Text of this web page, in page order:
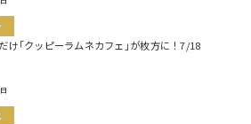
け｢クッピーラムネカフェ｣が枚方に！7/18